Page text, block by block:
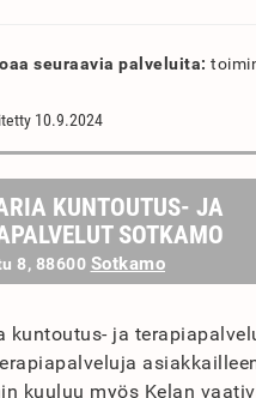
seuraavia palveluita:
10.9.2024
KUNTOUTUS- JA
SOTKAMO
8, 88600 Sotkamo
kuntoutus- ja
kuuluu myös Kelan